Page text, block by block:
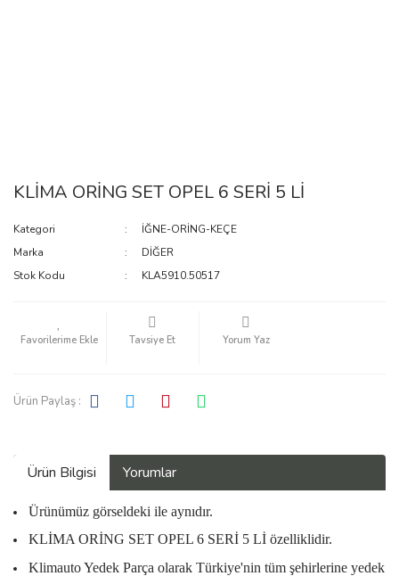
KLİMA ORİNG SET OPEL 6 SERİ 5 Lİ
Kategori
İĞNE-ORİNG-KEÇE
Marka
DİĞER
Stok Kodu
KLA5910.50517
Tavsiye Et Yorum Yaz
Ürün Paylaş :
Ürün Bilgisi Yorumlar
Ürünümüz görseldeki ile aynıdır.
KLİMA ORİNG SET OPEL 6 SERİ 5 Lİ özelliklidir.
Klimauto Yedek Parça olarak Türkiye'nin tüm şehirlerine yedek